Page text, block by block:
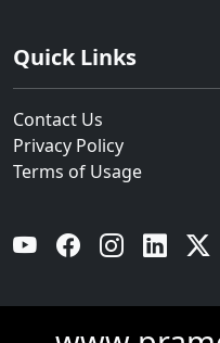
Quick Links
Contact Us
Privacy Policy
Terms of Usage
YouTube Facebook Instagram Linkedin